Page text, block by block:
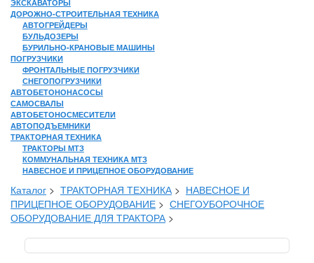
ДОРОЖНО-СТРОИТЕЛЬНАЯ ТЕХНИКА
АВТОГРЕЙДЕРЫ
БУЛЬДОЗЕРЫ
БУРИЛЬНО-КРАНОВЫЕ МАШИНЫ
ПОГРУЗЧИКИ
ФРОНТАЛЬНЫЕ ПОГРУЗЧИКИ
СНЕГОПОГРУЗЧИКИ
АВТОБЕТОНОНАСОСЫ
САМОСВАЛЫ
АВТОБЕТОНОСМЕСИТЕЛИ
АВТОПОДЪЕМНИКИ
ТРАКТОРНАЯ ТЕХНИКА
ТРАКТОРЫ МТЗ
КОММУНАЛЬНАЯ ТЕХНИКА МТЗ
НАВЕСНОЕ И ПРИЦЕПНОЕ ОБОРУДОВАНИЕ
Каталог > ТРАКТОРНАЯ ТЕХНИКА> НАВЕСНОЕ И
ПРИЦЕПНОЕ ОБОРУДОВАНИЕ > СНЕГОУБОРОЧНОЕ
ОБОРУДОВАНИЕ ДЛЯ ТРАКТОРА>